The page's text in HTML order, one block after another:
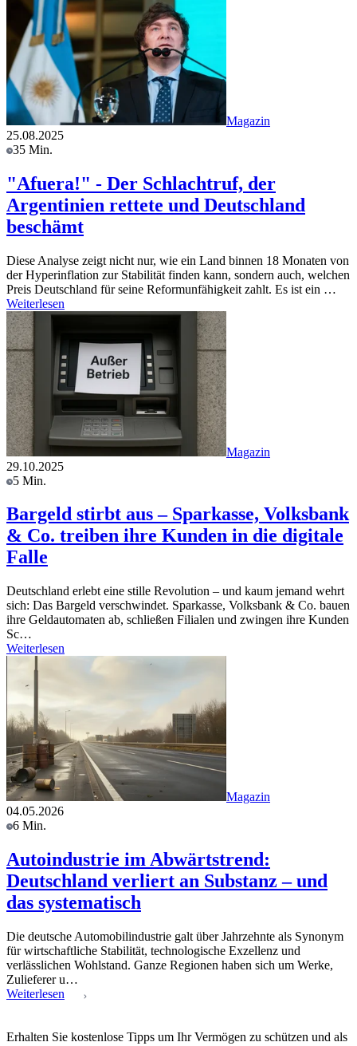
Magazin
25.08.2025
35 Min.
"Afuera!" - Der Schlachtruf, der
Argentinien rettete und Deutschland
beschämt
Diese Analyse zeigt nicht nur, wie ein Land binnen 18 Monaten von
der Hyperinflation zur Stabilität finden kann, sondern auch, welchen
Preis Deutschland für seine Reformunfähigkeit zahlt. Es ist ein …
Weiterlesen
Magazin
29.10.2025
5 Min.
Bargeld stirbt aus – Sparkasse, Volksbank
& Co. treiben ihre Kunden in die digitale
Falle
Deutschland erlebt eine stille Revolution – und kaum jemand wehrt
sich: Das Bargeld verschwindet. Sparkasse, Volksbank & Co. bauen
ihre Geldautomaten ab, schließen Filialen und zwingen ihre Kunden
Sc…
Weiterlesen
Magazin
04.05.2026
6 Min.
Autoindustrie im Abwärtstrend:
Deutschland verliert an Substanz – und
das systematisch
Die deutsche Automobilindustrie galt über Jahrzehnte als Synonym
für wirtschaftliche Stabilität, technologische Exzellenz und
verlässlichen Wohlstand. Ganze Regionen haben sich um Werke,
Zulieferer u…
Weiterlesen
Erhalten Sie kostenlose Tipps um Ihr Vermögen zu schützen und als